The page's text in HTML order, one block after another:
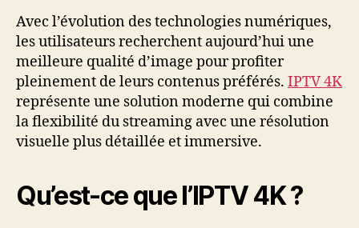
Avec l’évolution des technologies numériques,
les utilisateurs recherchent aujourd’hui une
meilleure qualité d’image pour profiter
pleinement de leurs contenus préférés. IPTV 4K
représente une solution moderne qui combine
la flexibilité du streaming avec une résolution
visuelle plus détaillée et immersive.
Qu’est-ce que l’IPTV 4K ?